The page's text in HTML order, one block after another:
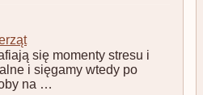
się momenty stresu i
i sięgamy wtedy po
na …